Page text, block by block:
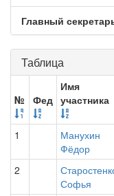
Главный
Таблица
№ Фед
Имя
участника
1
Манухин
Фёдор
2
Софья